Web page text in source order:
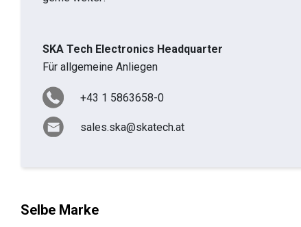
SKA Tech Electronics Headquarter
Für allgemeine Anliegen
+43 1 5863658-0
sales.ska@skatech.at
Selbe Marke